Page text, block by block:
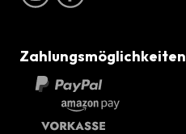
Zahlungsmöglichkeiten